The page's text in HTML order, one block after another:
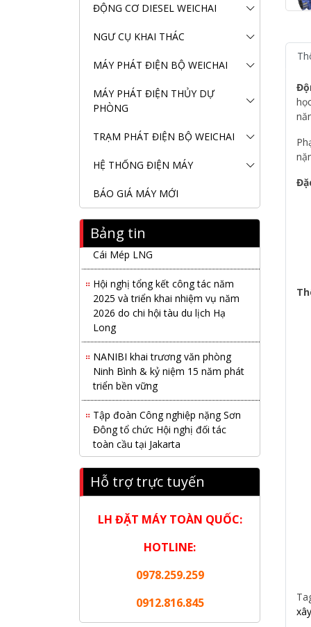
ĐỘNG CƠ DIESEL WEICHAI
NGƯ CỤ KHAI THÁC
MÁY PHÁT ĐIỆN BỘ WEICHAI
MÁY PHÁT ĐIỆN THỦY DỰ
PHÒNG
TRẠM PHÁT ĐIỆN BỘ WEICHAI
HỆ THỐNG ĐIỆN MÁY
BÁO GIÁ MÁY MỚI
Bảng tin
Nanibi Cung Cấp Động Cơ Weichai
Cho Tàu Vận Tải Minh Tú 29
KHAI XUÂN 2026 – KHỞI ĐẦU
CÔNG
2026
NANIBI VIỆT NAM YEAR END
CÙNG PHÁT TRIỂN
Nanibi cung cấp 3 tổ máy phát
điện 3000kVA cho dự án Kho cảng
Cái Mép LNG
Hội nghị tổng kết công tác năm
2025 và triển khai nhiệm vụ năm
2026 do chi hội tàu du lịch Hạ
Long
NANIBI khai trương văn phòng
Ninh Bình & kỷ niệm 15 năm phát
triển bền vững
Tập đoàn Công nghiệp nặng Sơn
Đông tổ chức Hội nghị đối tác
toàn cầu tại Jakarta
Nanibi Cung Cấp Động Cơ Weichai
Cho Tàu Vận Tải Minh Tú 29
KHAI XUÂN 2026 – KHỞI ĐẦU
MAY MẮN, VỮNG BƯỚC THÀNH
THƯ CHÚC MỪNG NĂM MỚI
Hỗ trợ trực tuyến
LH ĐẶT MÁY TOÀN QUỐC:
HOTLINE:
0978.259.259
0912.816.845